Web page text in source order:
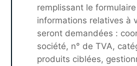
remplissant le
informations relatives à
seront demandées :
société, n° de TVA,
produits ciblées,